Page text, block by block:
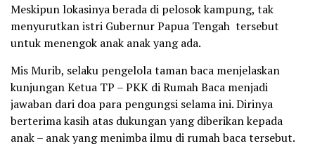
Meskipun lokasinya berada di pelosok kampung, tak
menyurutkan istri Gubernur Papua Tengah tersebut
untuk menengok anak anak yang ada.
Mis Murib, selaku pengelola taman baca menjelaskan
kunjungan Ketua TP – PKK di Rumah Baca menjadi
jawaban dari doa para pengungsi selama ini. Dirinya
berterima kasih atas dukungan yang diberikan kepada
anak – anak yang menimba ilmu di rumah baca tersebut.